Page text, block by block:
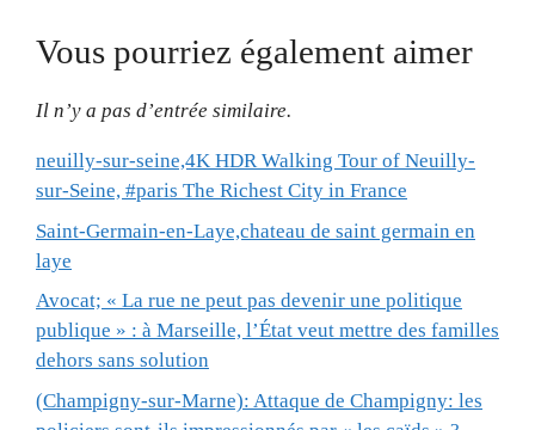
Vous pourriez également aimer
Il n’y a pas d’entrée similaire.
neuilly-sur-seine,4K HDR Walking Tour of Neuilly-
sur-Seine, #paris The Richest City in France
Saint-Germain-en-Laye,chateau de saint germain en
laye
Avocat; « La rue ne peut pas devenir une politique
publique » : à Marseille, l’État veut mettre des familles
dehors sans solution
(Champigny-sur-Marne): Attaque de Champigny: les